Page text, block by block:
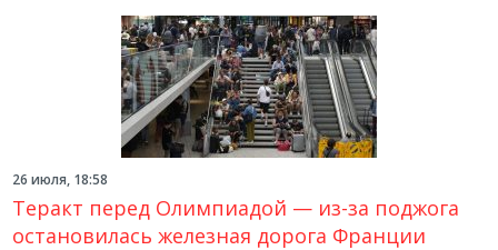
26 июля, 18:58
Теракт перед Олимпиадой — из-за поджога
остановилась железная дорога Франции